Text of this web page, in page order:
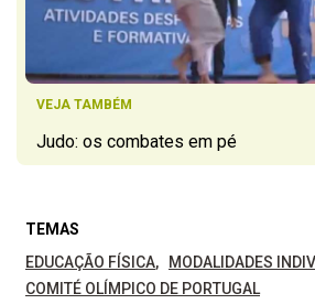
VEJA TAMBÉM
Judo: os combates em pé
TEMAS
EDUCAÇÃO FÍSICA
MODALIDADES
COMITÉ OLÍMPICO DE PORTUGAL